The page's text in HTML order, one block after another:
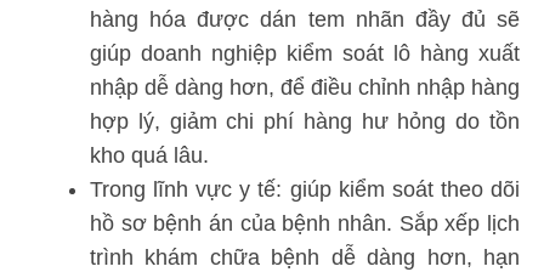
hàng hóa được dán tem nhãn đầy đủ sẽ
giúp doanh nghiệp kiểm soát lô hàng xuất
nhập dễ dàng hơn, để điều chỉnh nhập hàng
hợp lý, giảm chi phí hàng hư hỏng do tồn
kho quá lâu.
Trong lĩnh vực y tế: giúp kiểm soát theo dõi
hồ sơ bệnh án của bệnh nhân. Sắp xếp lịch
trình khám chữa bệnh dễ dàng hơn, hạn